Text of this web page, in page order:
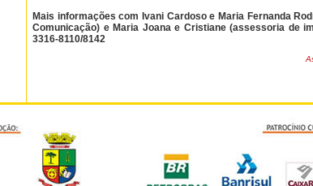
Mais informações com Ivani Cardoso e Maria Fernanda
Comunicação) e Maria Joana e Cristiane (assessoria de
3316-8110/8142